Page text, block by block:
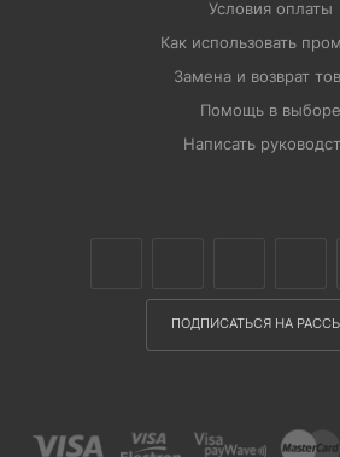
Условия оплаты
Как использовать
Замена и возврат
Помощь в выборе
Написать
ПОДПИСАТЬСЯ НА